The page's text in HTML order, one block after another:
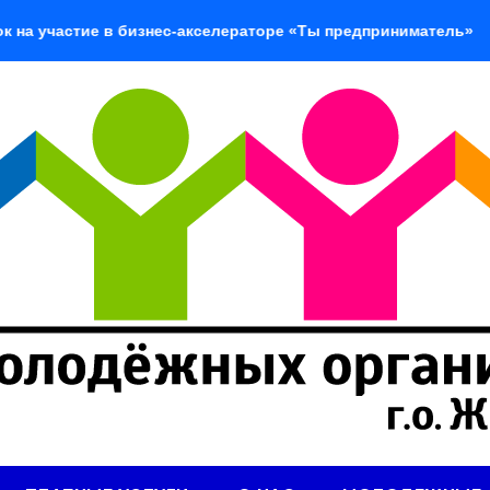
в бизнес-акселераторе «Ты предприниматель»